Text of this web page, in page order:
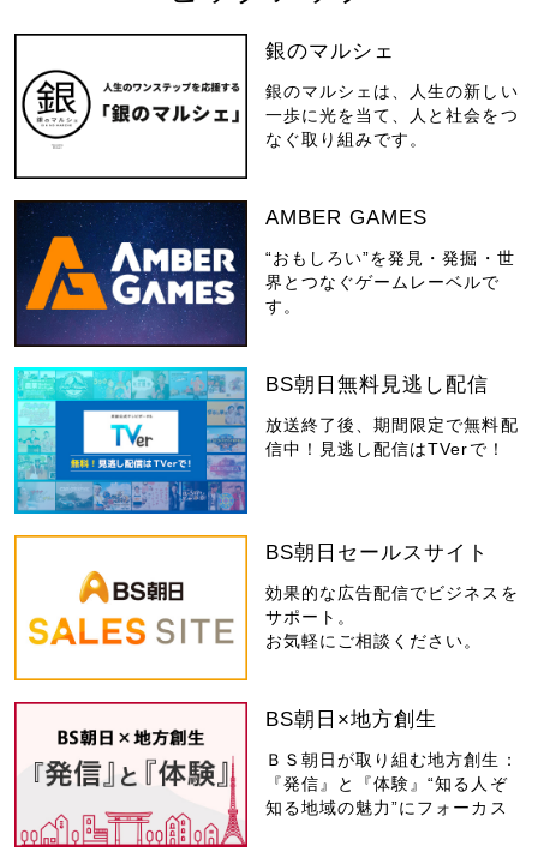
銀のマルシェ
銀のマルシェは、人生の新しい
一歩に光を当て、人と社会をつ
なぐ取り組みです。
AMBER GAMES
“おもしろい”を発見・発掘・世
界とつなぐゲームレーベルで
す。
BS朝日無料見逃し配信
放送終了後、期間限定で無料配
信中！見逃し配信はTVerで！
BS朝日セールスサイト
効果的な広告配信でビジネスを
サポート。
お気軽にご相談ください。
BS朝日×地方創生
ＢＳ朝日が取り組む地方創生：
『発信』と『体験』“知る人ぞ
知る地域の魅力”にフォーカス